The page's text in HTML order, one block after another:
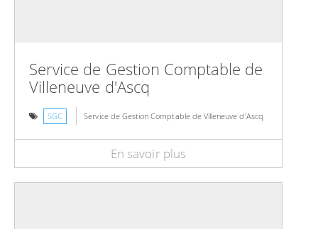
Service de Gestion Comptable de
Villeneuve d'Ascq
SGC Service de Gestion Comptable de Villeneuve d'Ascq
En savoir plus